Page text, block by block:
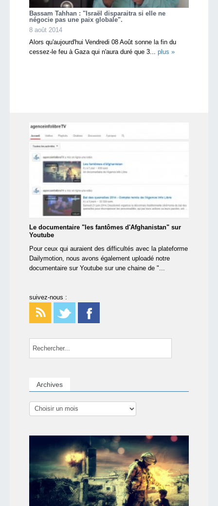
Bassam Tahhan : "Israël disparaitra si elle ne
négocie pas une paix globale".
8 août 2014
Alors qu'aujourd'hui Vendredi 08 Août sonne la fin du
cessez-le feu à Gaza qui n'aura duré que 3... plus »
Le documentaire "les fantômes d'Afghanistan" sur
Youtube
Pour ceux qui auraient des difficultés avec la plateforme
Dailymotion, nous avons également uploadé notre
documentaire sur Youtube sur une chaine de "...
suivez-nous :
Archives